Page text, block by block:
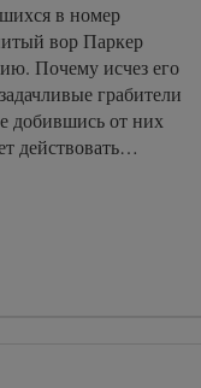
в номер
вор Паркер
Почему исчез его
грабители
добившись от них
действовать…